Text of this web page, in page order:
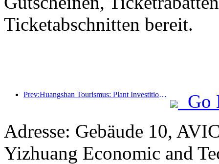
Ticketabschnitten bereit.
Prev:Huangshan Tourismus: Plant Investitionen in Höhe von 530 Millionen Yuan für Hotelrenovierungen
Go
Adresse: Gebäude 10,
Yizhuang Economic and